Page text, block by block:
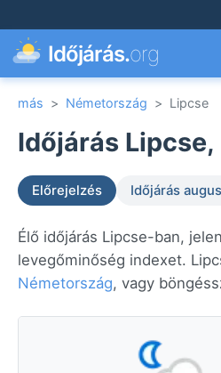
Időjárás.org
más > Németország > Lipcse
Időjárás
Előrejelzés Időjárás
Élő időjárás Lipcse-ban,
levegőminőség indexet.
Németország, vagy